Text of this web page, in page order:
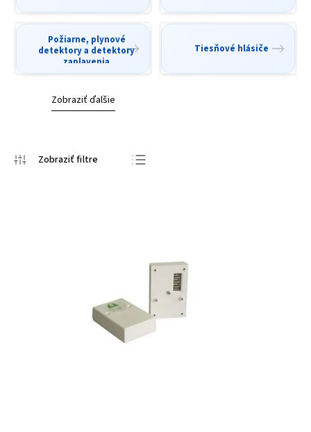
Požiarne, plynové
detektory a detektory
zaplavenia
Tiesňové hlásiče
Zobraziť ďalšie
Abecedne